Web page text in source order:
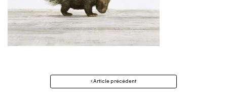
Navigation
Article précédent